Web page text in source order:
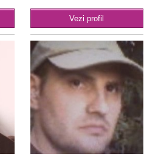
Vezi profil